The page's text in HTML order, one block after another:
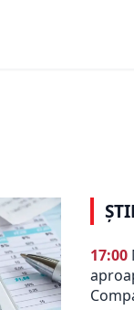
17:00